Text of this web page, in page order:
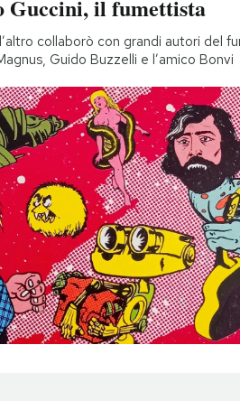
Guccini, il fumettista
collaborò con grandi autori del
Guido Buzzelli e l’amico Bonvi